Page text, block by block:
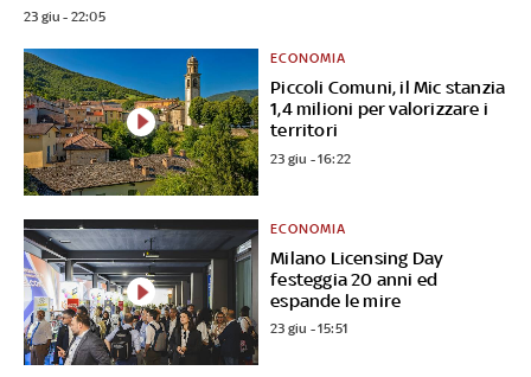
23 giu - 22:05
Piccoli Comuni, il Mic stanzia
1,4 milioni per valorizzare i
territori
ECONOMIA
23 giu - 16:22
Milano Licensing Day
festeggia 20 anni ed
espande le mire
ECONOMIA
23 giu - 15:51